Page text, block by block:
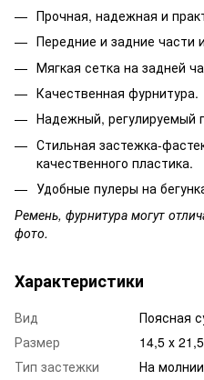
Прочная, надежная и
Передние и задние части
Мягкая сетка на задней
Качественная фурнитура.
Надежный, регулируемый
Стильная застежка-
качественного пластика.
Удобные пулеры на
Ремень, фурнитура могут
фото.
Характеристики
Вид
Поясная
Размер
14,5 х
Тип застежки
На молнии